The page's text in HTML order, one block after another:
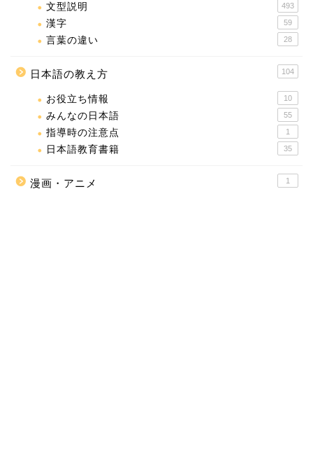
文型説明 493
漢字 59
言葉の違い 28
日本語の教え方 104
お役立ち情報 10
みんなの日本語 55
指導時の注意点 1
日本語教育書籍 35
漫画・アニメ 1